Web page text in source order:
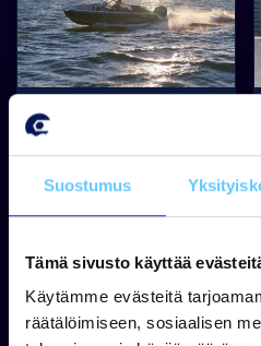
Suostumus
Tämä sivusto käyttää
Käytämme evästeitä
räätälöimiseen, sosiaalisen
BUSTER
Buster Super Magnum +
Yamaha F350XSA
Takuu 24 kk
104 900,00 €
110 700,00 €